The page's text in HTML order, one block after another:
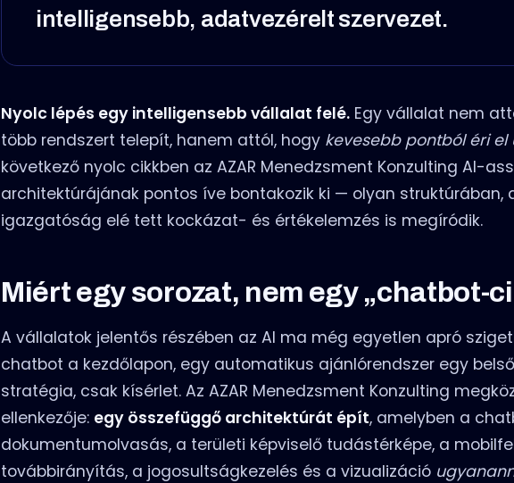
intelligensebb, adatvezérelt szervezet.
Nyolc lépés egy intelligensebb vállalat felé. Egy vállalat nem
több rendszert telepít, hanem attól, hogy kevesebb pontból éri
következő nyolc cikkben az AZAR Menedzsment Konzulting AI-
architektúrájának pontos íve bontakozik ki — olyan struktúrában,
igazgatóság elé tett kockázat- és értékelemzés is megíródik.
Miért egy sorozat, nem egy „chatbot-
A vállalatok jelentős részében az AI ma még egyetlen apró
chatbot a kezdőlapon, egy automatikus ajánlórendszer egy belső
stratégia, csak kísérlet. Az AZAR Menedzsment Konzulting
ellenkezője: egy összefüggő architektúrát épít, amelyben a
dokumentumolvasás, a területi képviselő tudástérképe, a
továbbirányítás, a jogosultságkezelés és a vizualizáció